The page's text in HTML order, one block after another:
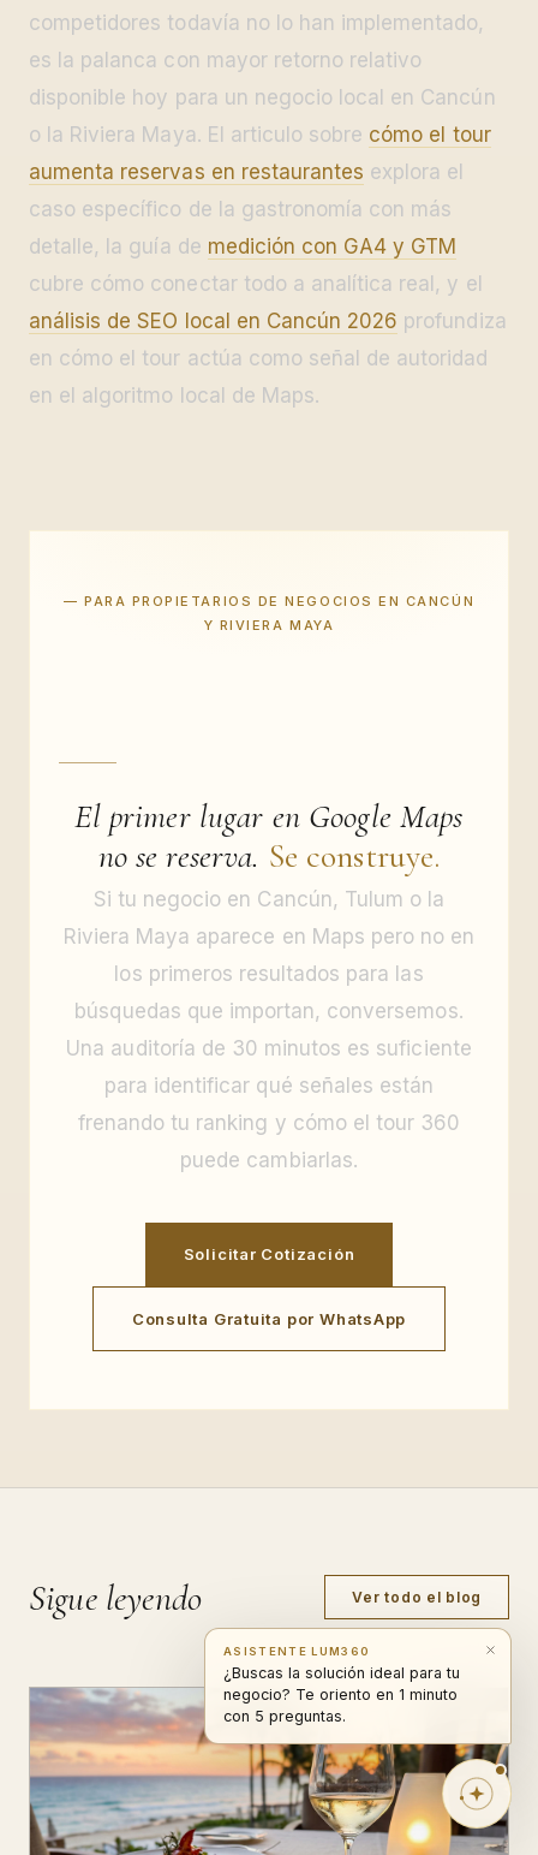
competidores todavía no lo han implementado,
es la palanca con mayor retorno relativo
disponible hoy para un negocio local en Cancún
o la Riviera Maya. El articulo sobre cómo el tour
aumenta reservas en restaurantes explora el
caso específico de la gastronomía con más
detalle, la guía de medición con GA4 y GTM
cubre cómo conectar todo a analítica real, y el
análisis de SEO local en Cancún 2026 profundiza
en cómo el tour actúa como señal de autoridad
en el algoritmo local de Maps.
— PARA PROPIETARIOS DE NEGOCIOS EN CANCÚN
Y RIVIERA MAYA
El primer lugar en Google Maps
no se reserva. Se construye.
Si tu negocio en Cancún, Tulum o la
Riviera Maya aparece en Maps pero no en
los primeros resultados para las
búsquedas que importan, conversemos.
Una auditoría de 30 minutos es suficiente
para identificar qué señales están
frenando tu ranking y cómo el tour 360
puede cambiarlas.
Solicitar Cotización
Consulta Gratuita por WhatsApp
Sigue leyendo Ver todo el blog
ASISTENTE LUM360
¿Buscas la solución ideal para tu
negocio? Te oriento en 1 minuto
con 5 preguntas.